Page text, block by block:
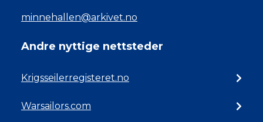
minnehallen@arkivet.no
Andre nyttige nettsteder
Krigsseilerregisteret.no
Warsailors.com